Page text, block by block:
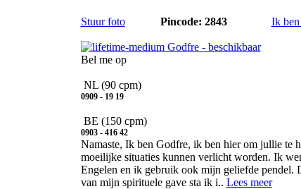
Stuur foto Pincode: 2843
Ik ben
Bel me op
NL (90 cpm)
0909 - 19 19
BE (150 cpm)
0903 - 416 42
Namaste, Ik ben Godfre, ik ben hier om jullie te
moeilijke situaties kunnen verlicht worden. Ik
Engelen en ik gebruik ook mijn geliefde pendel.
van mijn spirituele gave sta ik i.. Lees meer